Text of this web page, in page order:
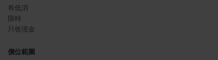
有低消
限時
只收現金
價位範圍